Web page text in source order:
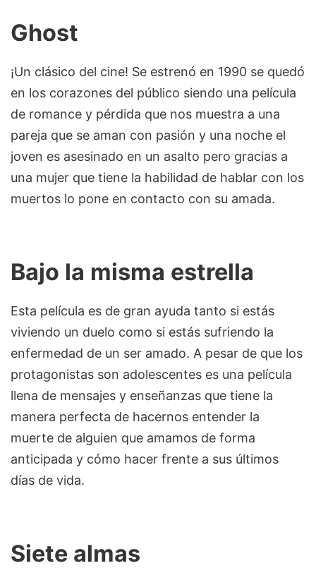
Ghost
¡Un clásico del cine! Se estrenó en 1990 se quedó
en los corazones del público siendo una película
de romance y pérdida que nos muestra a una
pareja que se aman con pasión y una noche el
joven es asesinado en un asalto pero gracias a
una mujer que tiene la habilidad de hablar con los
muertos lo pone en contacto con su amada.
Bajo la misma estrella
Esta película es de gran ayuda tanto si estás
viviendo un duelo como si estás sufriendo la
enfermedad de un ser amado. A pesar de que los
protagonistas son adolescentes es una película
llena de mensajes y enseñanzas que tiene la
manera perfecta de hacernos entender la
muerte de alguien que amamos de forma
anticipada y cómo hacer frente a sus últimos
días de vida.
Siete almas